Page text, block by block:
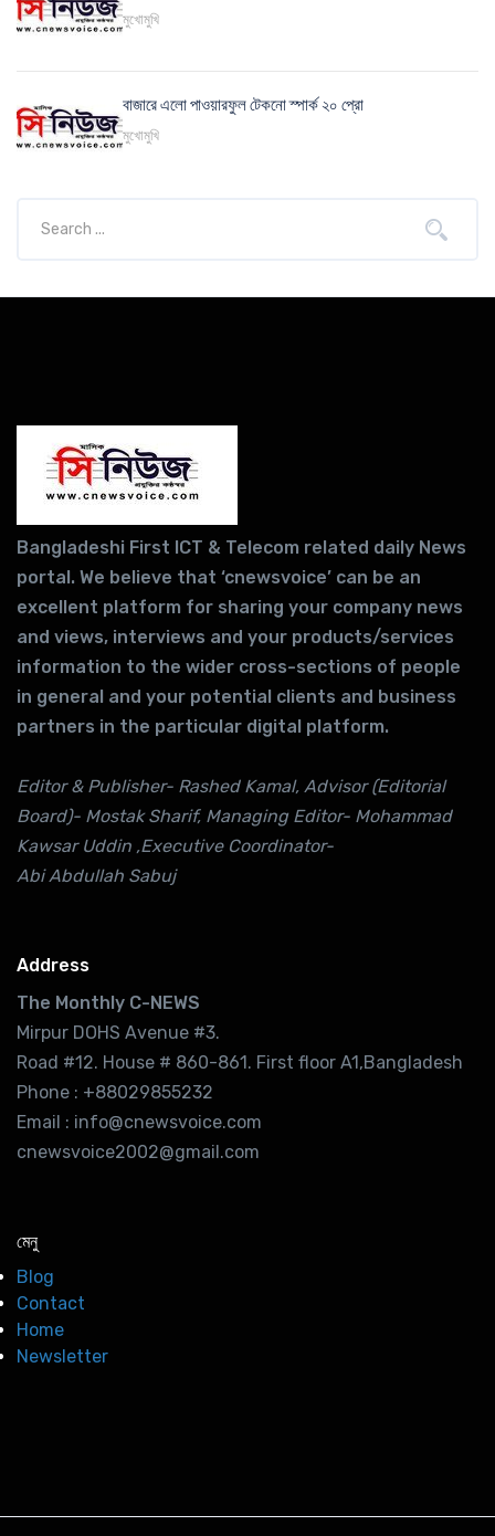
মুখোমুখি
বাজারে এলো পাওয়ারফুল টেকনো স্পার্ক ২০ প্রো
মুখোমুখি
Bangladeshi First ICT & Telecom related daily News
portal. We believe that ‘cnewsvoice’ can be an
excellent platform for sharing your company news
and views, interviews and your products/services
information to the wider cross-sections of people
in general and your potential clients and business
partners in the particular digital platform.
Editor & Publisher- Rashed Kamal, Advisor (Editorial
Board)- Mostak Sharif, Managing Editor- Mohammad
Kawsar Uddin ,Executive Coordinator-
Abi Abdullah Sabuj
Address
The Monthly C-NEWS
Mirpur DOHS Avenue #3.
Road #12. House # 860-861. First floor A1,Bangladesh
Phone : +88029855232
Email : info@cnewsvoice.com
cnewsvoice2002@gmail.com
মেনু
Blog
Contact
Home
Newsletter